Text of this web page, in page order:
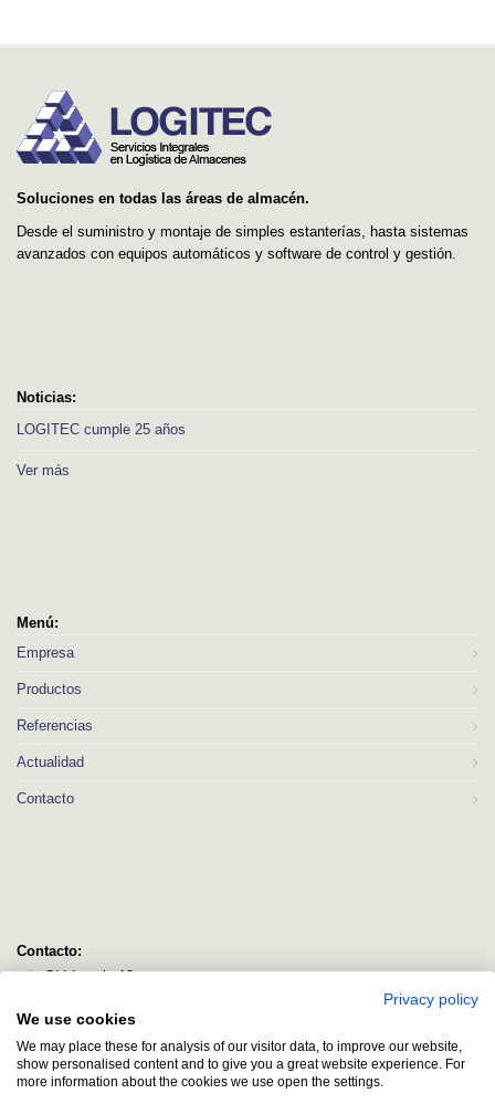
Soluciones en todas las áreas de almacén.
Desde el suministro y montaje de simples estanterías, hasta sistemas
avanzados con equipos automáticos y software de control y gestión.
Noticias:
LOGITEC cumple 25 años
Ver más
Menú:
Empresa
Productos
Referencias
Actualidad
Contacto
Contacto:
C/ Idorsolo 13
Bizkaia
logitec@logitecsl.net
+34 944 544 580
Privacy policy
We use cookies
We may place these for analysis of our visitor data, to improve our website,
show personalised content and to give you a great website experience. For
more information about the cookies we use open the settings.